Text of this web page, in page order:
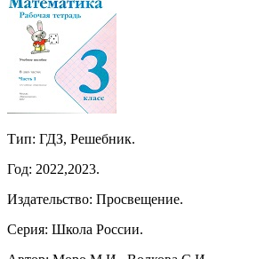
Тип: ГДЗ, Решебник.
Год: 2022,2023.
Издательство: Просвещение.
Серия: Школа России.